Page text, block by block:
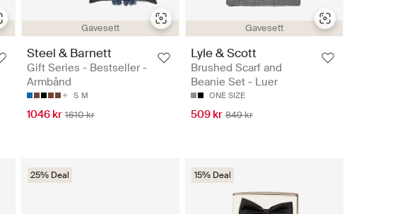
Gavesett
Steel & Barnett
Gift Series - Bestseller -
Armbånd
S M
1046 kr 1610 kr
Gavesett
Lyle & Scott
Brushed Scarf and
Beanie Set - Luer
ONE SIZE
509 kr 849 kr
25% Deal 15% Deal